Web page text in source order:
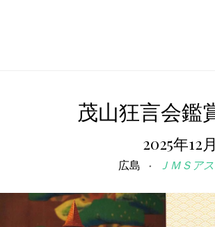
茂山狂言会鑑
2025年12
広島 ＪＭＳア